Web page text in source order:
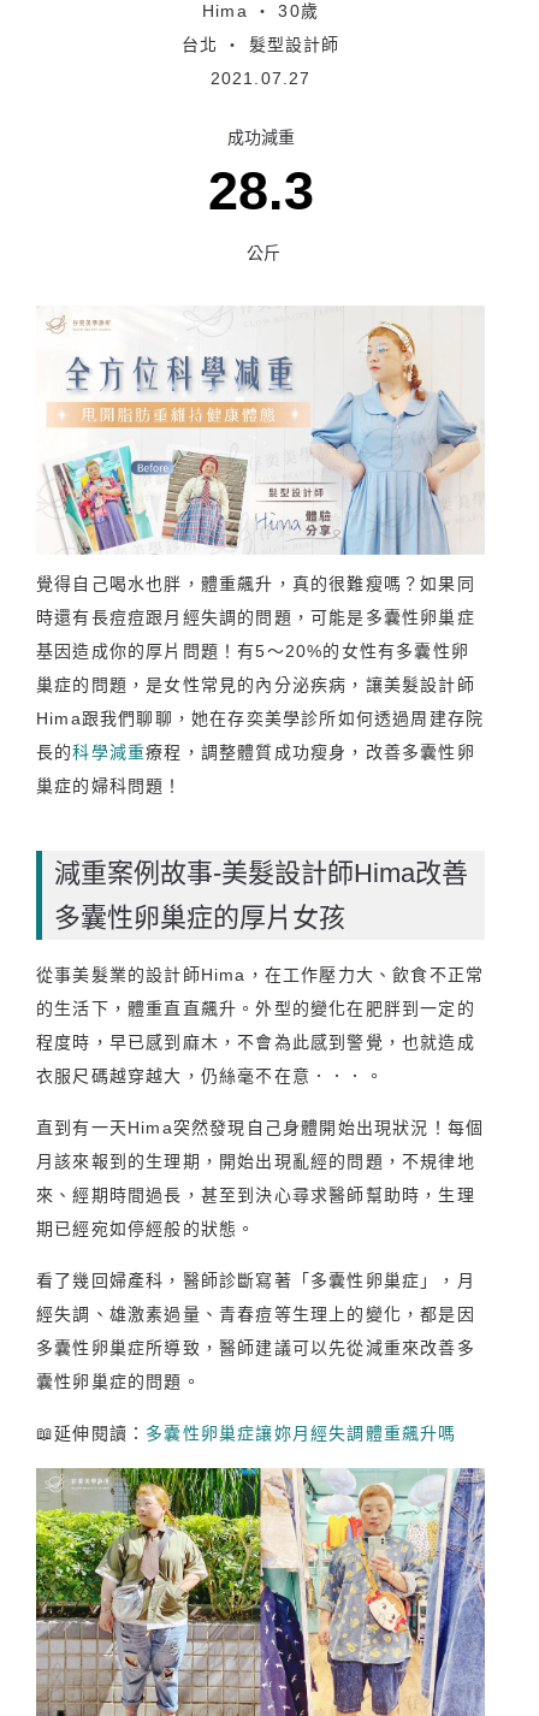
Hima ‧ 30歲
台北 ‧ 髮型設計師
2021.07.27
成功減重
28.3
公斤
覺得自己喝水也胖，體重飆升，真的很難瘦嗎？如果同
時還有長痘痘跟月經失調的問題，可能是多囊性卵巢症
基因造成你的厚片問題！有5～20%的女性有多囊性卵
巢症的問題，是女性常見的內分泌疾病，讓美髮設計師
Hima跟我們聊聊，她在存奕美學診所如何透過周建存院
長的科學減重療程，調整體質成功瘦身，改善多囊性卵
巢症的婦科問題！
減重案例故事-美髮設計師Hima改善
多囊性卵巢症的厚片女孩
從事美髮業的設計師Hima，在工作壓力大、飲食不正常
的生活下，體重直直飆升。外型的變化在肥胖到一定的
程度時，早已感到麻木，不會為此感到警覺，也就造成
衣服尺碼越穿越大，仍絲毫不在意．．．。
直到有一天Hima突然發現自己身體開始出現狀況！每個
月該來報到的生理期，開始出現亂經的問題，不規律地
來、經期時間過長，甚至到決心尋求醫師幫助時，生理
期已經宛如停經般的狀態。
看了幾回婦產科，醫師診斷寫著「多囊性卵巢症」，月
經失調、雄激素過量、青春痘等生理上的變化，都是因
多囊性卵巢症所導致，醫師建議可以先從減重來改善多
囊性卵巢症的問題。
📖延伸閱讀： 多囊性卵巢症讓妳月經失調體重飆升嗎